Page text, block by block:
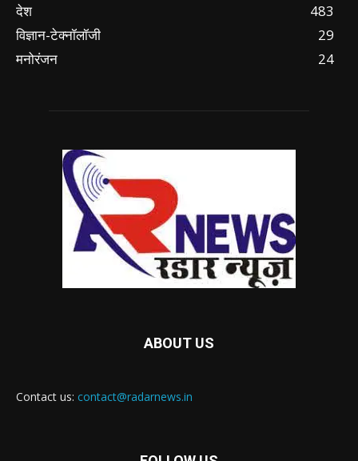
देश
483
विज्ञान-टेक्नॉलॉजी
29
मनोरंजन
24
ABOUT US
Contact us: contact@radarnews.in